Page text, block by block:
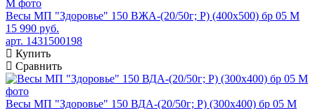
Весы МП "Здоровье" 150 ВЖА-(20/50г; Р) (400х500) бр 05 М
15 990 руб.
арт. 1431500198
Купить
Сравнить
Весы МП "Здоровье" 150 ВДА-(20/50г; Р) (300х400) бр 05 М